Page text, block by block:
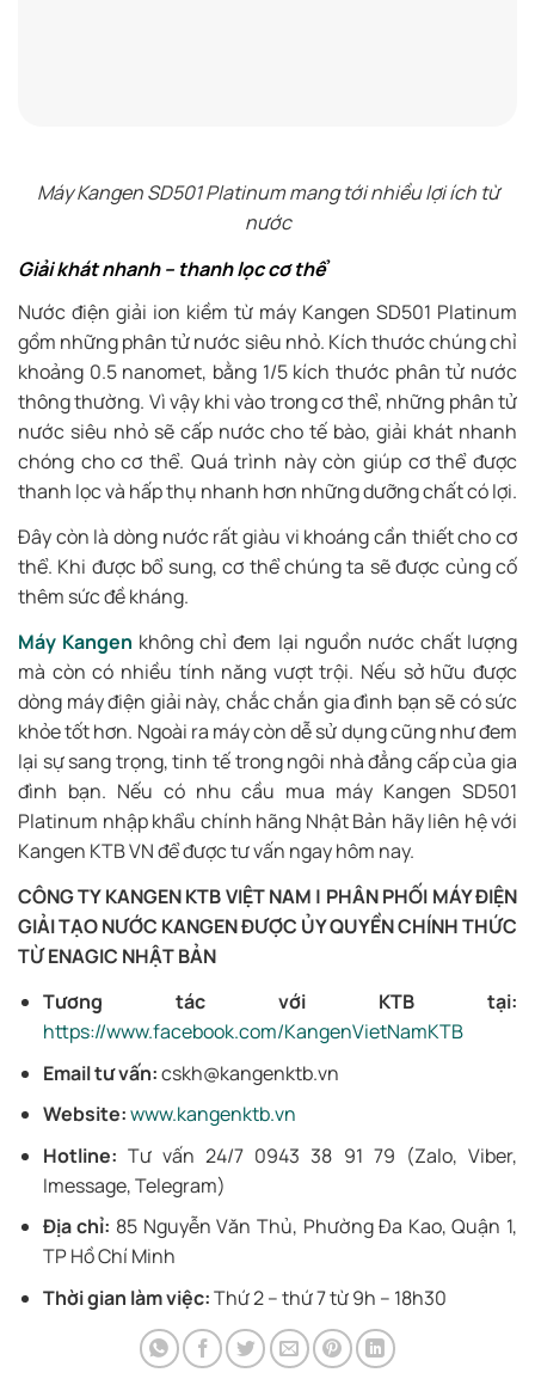
Máy Kangen SD501 Platinum mang tới nhiều lợi ích từ
nước
Giải khát nhanh – thanh lọc cơ thể
Nước điện giải ion kiềm từ máy Kangen SD501 Platinum
gồm những phân tử nước siêu nhỏ. Kích thước chúng chỉ
khoảng 0.5 nanomet, bằng 1/5 kích thước phân tử nước
thông thường. Vì vậy khi vào trong cơ thể, những phân tử
nước siêu nhỏ sẽ cấp nước cho tế bào, giải khát nhanh
chóng cho cơ thể. Quá trình này còn giúp cơ thể được
thanh lọc và hấp thụ nhanh hơn những dưỡng chất có lợi.
Đây còn là dòng nước rất giàu vi khoáng cần thiết cho cơ
thể. Khi được bổ sung, cơ thể chúng ta sẽ được củng cố
thêm sức đề kháng.
Máy Kangen không chỉ đem lại nguồn nước chất lượng
mà còn có nhiều tính năng vượt trội. Nếu sở hữu được
dòng máy điện giải này, chắc chắn gia đình bạn sẽ có sức
khỏe tốt hơn. Ngoài ra máy còn dễ sử dụng cũng như đem
lại sự sang trọng, tinh tế trong ngôi nhà đẳng cấp của gia
đình bạn. Nếu có nhu cầu mua máy Kangen SD501
Platinum nhập khẩu chính hãng Nhật Bản hãy liên hệ với
Kangen KTB VN để được tư vấn ngay hôm nay.
CÔNG TY KANGEN KTB VIỆT NAM | PHÂN PHỐI MÁY ĐIỆN
GIẢI TẠO NƯỚC KANGEN ĐƯỢC ỦY QUYỀN CHÍNH THỨC
TỪ ENAGIC NHẬT BẢN
Tương tác với KTB tại:
https://www.facebook.com/KangenVietNamKTB
Email tư vấn:cskh@kangenktb.vn
Website:www.kangenktb.vn
Hotline: Tư vấn 24/7 0943 38 91 79 (Zalo, Viber,
Imessage, Telegram)
Địa chỉ: 85 Nguyễn Văn Thủ, Phường Đa Kao, Quận 1,
TP Hồ Chí Minh
Thời gian làm việc:Thứ 2 – thứ 7 từ 9h – 18h30